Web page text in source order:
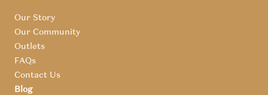
Our Story
Our Community
Outlets
FAQs
Contact Us
Blog